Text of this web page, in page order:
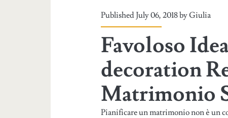
Published July 06, 2018 byGiulia
Favoloso
decoration
Matrimonio
Pianificare un matrimonio non è un